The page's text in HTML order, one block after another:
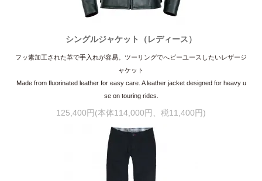
シングルジャケット（レディース）
フッ素加工された革で手入れが容易。ツーリングでへビーユースしたいレザージ
ャケット
Made from fluorinated leather for easy care. A leather jacket designed for heavy u
se on touring rides.
125,400円(本体114,000円、税11,400円)